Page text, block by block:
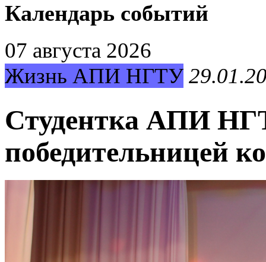
Календарь событий
07 августа 2026
Жизнь АПИ НГТУ
Студентка АПИ
победительницей